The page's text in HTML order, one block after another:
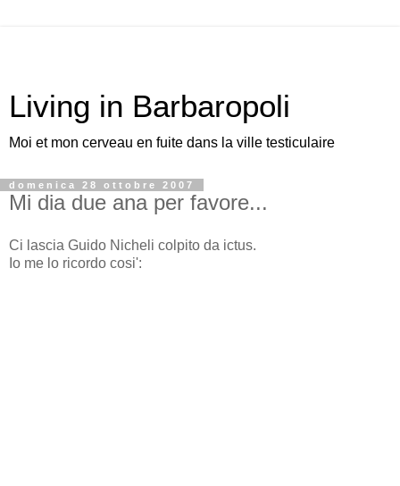
Living in Barbaropoli
Moi et mon cerveau en fuite dans la ville testiculaire
domenica 28 ottobre 2007
Mi dia due ana per favore...
Ci lascia Guido Nicheli colpito da ictus.
Io me lo ricordo cosi':